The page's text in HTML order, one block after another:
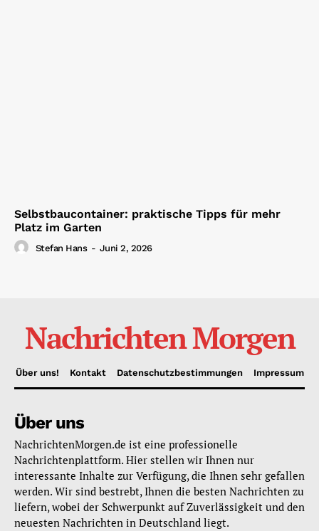
Selbstbaucontainer: praktische Tipps für mehr
Platz im Garten
Stefan Hans - Juni 2, 2026
Nachrichten Morgen
Über uns! Kontakt Datenschutzbestimmungen Impressum
Über uns
NachrichtenMorgen.de ist eine professionelle
Nachrichtenplattform. Hier stellen wir Ihnen nur
interessante Inhalte zur Verfügung, die Ihnen sehr gefallen
werden. Wir sind bestrebt, Ihnen die besten Nachrichten zu
liefern, wobei der Schwerpunkt auf Zuverlässigkeit und den
neuesten Nachrichten in Deutschland liegt.